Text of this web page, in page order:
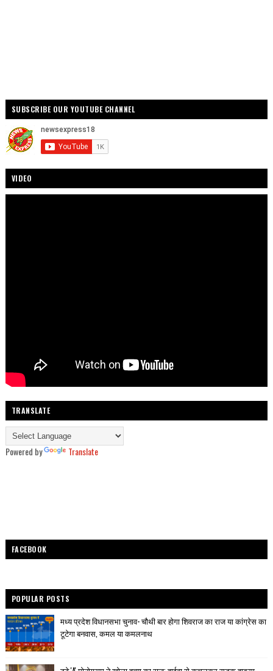
SUBSCRIBE OUR YOUTUBE CHANNEL
VIDEO
TRANSLATE
Powered by Translate
FACEBOOK
POPULAR POSTS
मध्य प्रदेश विधानसभा चुनाव- चौथी बार होगा शिवराज का राज या कांग्रेस का
टूटेगा बनवास, कमल या कमलनाथ